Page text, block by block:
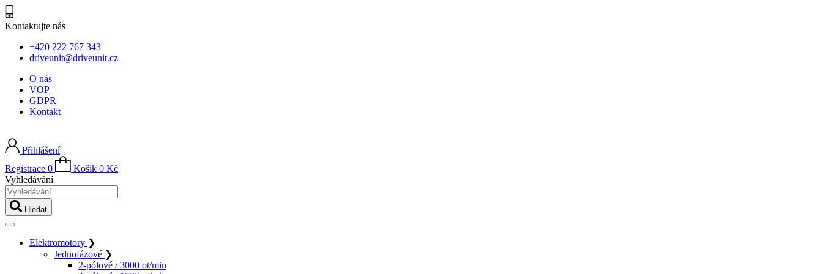
Kontaktujte nás
+420 222 767 343
driveunit@driveunit.cz
O nás
VOP
GDPR
Kontakt
Přihlášení
Registrace 0 Košík 0 Kč
Vyhledávání
Hledat
Elektromotory ❯
Jednofázové ❯
2-pólové / 3000 ot/min